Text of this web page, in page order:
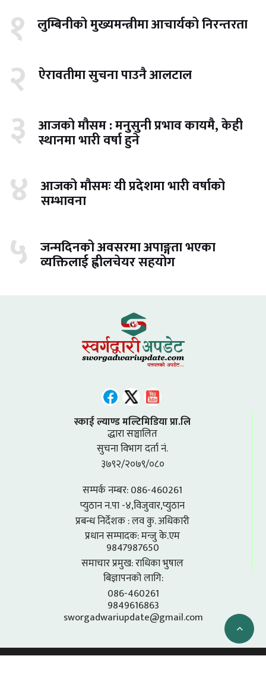
१ लुम्बिनीको मुख्यमन्त्रीमा आचार्यको निरन्तरता
२ ऐरावतीमा सुचना पाउनै आलटाल
३ आजको मौसम : मनुसुनी प्रभाव कायमै, केही
स्थानमा भारी वर्षा हुने
४ आजको मौसमः यी प्रदेशमा भारी वर्षाको
सम्भावना
५ जन्मदिनको अवसरमा अपाङ्गता भएका
व्यक्तिलाई ह्वीलचेयर सहयोग
स्काई ल्याण्ड मल्टिमिडिया प्रा.लि
द्धारा सञ्चालित
सुचना विभाग दर्ता नं.
३७९२/२०७९/०८०
सम्पर्क नम्बर: 086-460261
प्युठान न.पा -४,विजुवार,प्युठान
प्रबन्ध निर्देशक : लव कु. अधिकारी
प्रधान सम्पादक: मन्जु के.एम
9847987650
समाचार प्रमुख: राधिका भुषाल
बिज्ञापनको लागि:
086-460261
9849616863
sworgadwariupdate@gmail.com